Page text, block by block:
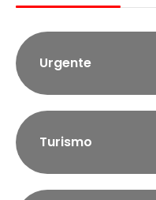
Urgente
Turismo